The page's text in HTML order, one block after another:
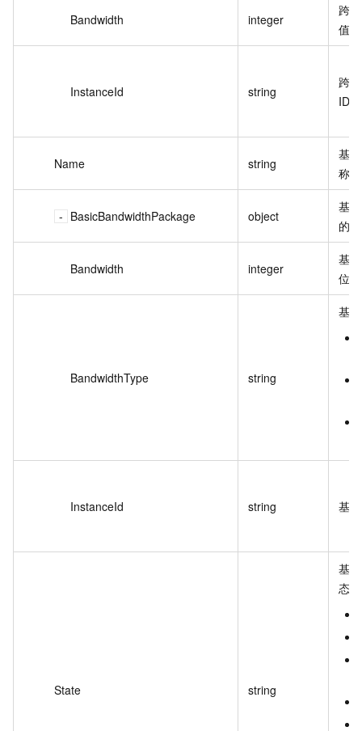
Bandwidth integer
跨
值
InstanceId string
跨
ID。
Name string
基
称。
BasicBandwidthPackage object
基
的
Bandwidth integer
基
位
BandwidthType string
基
InstanceId string 基
State string
基
态。